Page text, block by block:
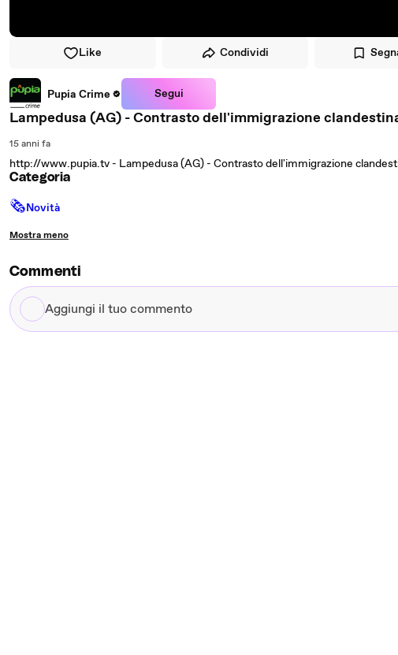
Like Condividi
Pupia Crime Segui
Lampedusa (AG) - Contrasto dell'immigrazione
15 anni fa
http://www.pupia.tv - Lampedusa (AG) - Contrasto dell'immigrazione
Categoria
🗞Novità
Mostra meno
Commenti
Aggiungi
il